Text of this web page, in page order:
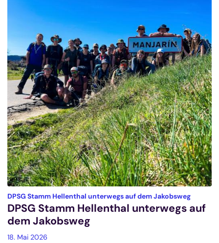
DPSG Stamm Hellenthal unterwegs auf dem Jakobsweg:
DPSG Stamm Hellenthal unterwegs auf
dem Jakobsweg
18. Mai 2026